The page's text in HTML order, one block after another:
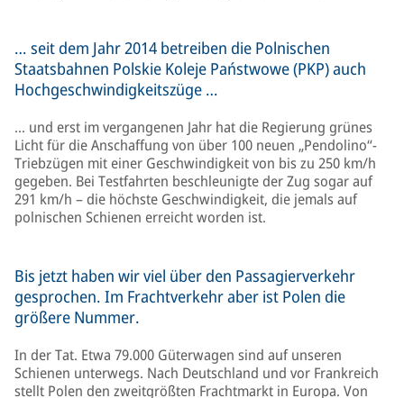
… seit dem Jahr 2014 betreiben die Polnischen
Staatsbahnen Polskie Koleje Państwowe (PKP) auch
Hochgeschwindigkeitszüge …
… und erst im vergangenen Jahr hat die Regierung grünes
Licht für die Anschaffung von über 100 neuen „Pendolino“-
Triebzügen mit einer Geschwindigkeit von bis zu 250 km/h
gegeben. Bei Testfahrten beschleunigte der Zug sogar auf
291 km/h – die höchste Geschwindigkeit, die jemals auf
polnischen Schienen erreicht worden ist.
Bis jetzt haben wir viel über den Passagierverkehr
gesprochen. Im Frachtverkehr aber ist Polen die
größere Nummer.
In der Tat. Etwa 79.000 Güterwagen sind auf unseren
Schienen unterwegs. Nach Deutschland und vor Frankreich
stellt Polen den zweitgrößten Frachtmarkt in Europa. Von